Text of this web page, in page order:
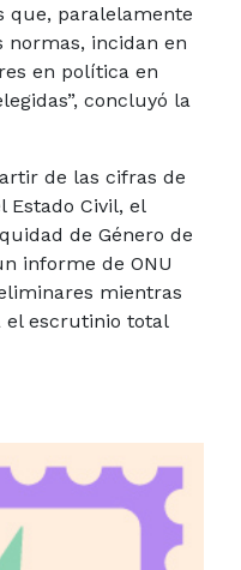
que, paralelamente
incidan en
en política en
concluyó la
de las cifras de
Estado Civil, el
de Género de
informe de ONU
mientras
el escrutinio total